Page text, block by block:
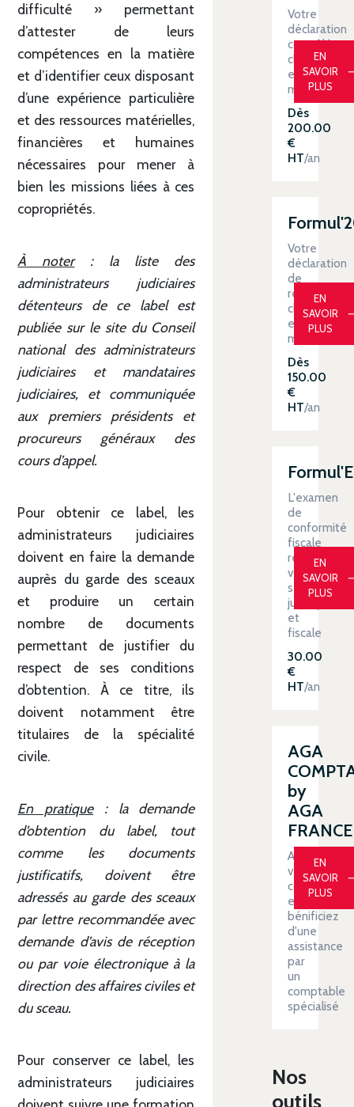
difficulté » permettant
d’attester de leurs
compétences en la matière
et d’identifier ceux disposant
d’une expérience particulière
et des ressources matérielles,
financières et humaines
nécessaires pour mener à
bien les missions liées à ces
copropriétés.
À noter: la liste des
administrateurs judiciaires
détenteurs de ce label est
publiée sur le site du Conseil
national des administrateurs
judiciaires et mandataires
judiciaires, et communiquée
aux premiers présidents et
procureurs généraux des
cours d’appel.
Pour obtenir ce label, les
administrateurs judiciaires
doivent en faire la demande
auprès du garde des sceaux
et produire un certain
nombre de documents
permettant de justifier du
respect de ses conditions
d’obtention. À ce titre, ils
doivent notamment être
titulaires de la spécialité
civile.
En pratique: la demande
d’obtention du label, tout
comme les documents
justificatifs, doivent être
adressés au garde des sceaux
par lettre recommandée avec
demande d’avis de réception
ou par voie électronique à la
direction des affaires civiles et
du sceau.
Pour conserver ce label, les
administrateurs judiciaires
Votre
déclaration
contrôlée
clé
en
main
Dès
200.00
€
HT/an
EN
SAVOIR
PLUS
Votre
déclaration
de
revenus
clé
en
main
Dès
150.00
€
HT/an
EN
SAVOIR
PLUS
L'examen
de
conformité
fiscale
renforce
votre
sécurité
juridique
et
fiscale
30.00
€
HT/an
EN
SAVOIR
PLUS
AGA
by
AGA
FRANCE
Automatiser
votre
comptabilité
et
bénificiez
d'une
assistance
par
un
comptable
spécialisé
EN
SAVOIR
PLUS
Nos
outils